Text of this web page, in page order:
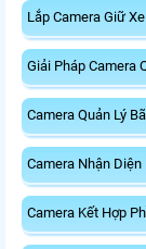
Lắp Camera Giữ
Giải Pháp Camera
Camera Quản Lý
Camera Nhận
Camera Kết Hợp